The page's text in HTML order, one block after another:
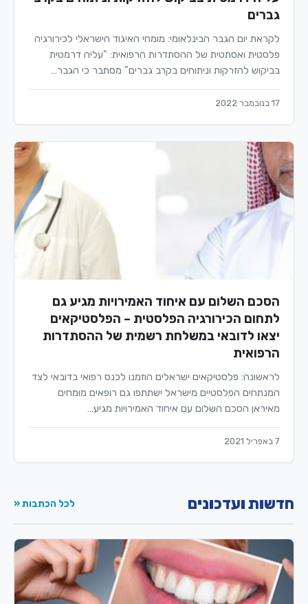
גברים
לקראת יום הגבר הבינלאומי: מומחי האיגוד הישראלי לכירורגיה
פלסטית ואסתטית של ההסתדרות הרפואית: "עליה דרמטית
בביקוש להזרקות וניתוחים בקרב גברים" מסתבר כי הגבר…
17 בנובמבר 2022
הסכם השלום עם איחוד האמירויות מגיע גם
לתחום הכירורגיה הפלסטית – הפלסטיקאים
יצאו לדובאי במשלחת רשמית של ההסתדרות
הרפואית
לראשונה: פלסטיקאים ישראלים הוזמנו לכנס רפואי בדובאי לצד
המנתחים הפלסטיים מישראל ישתתפו גם רופאים מומחים
מאיראן הסכם השלום עם איחוד האמירויות מגיע…
7 באפריל 2021
חדשות ועדכונים לכל הכתבות «